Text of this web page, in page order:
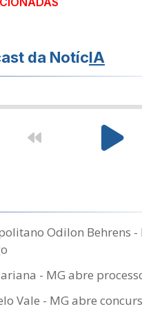
da NotícIA
Odilon Behrens -
- MG abre
Vale - MG abre